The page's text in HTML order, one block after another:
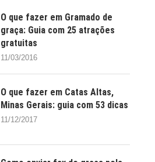
O que fazer em Gramado de
graça: Guia com 25 atrações
gratuitas
11/03/2016
O que fazer em Catas Altas,
Minas Gerais: guia com 53 dicas
11/12/2017